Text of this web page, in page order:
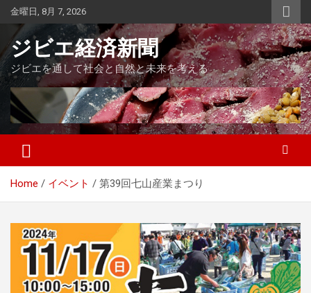
Skip
content
金曜日, 8月 7, 2026
ジビエ経済新聞
ジビエを通して社会と自然と未来を考える
Home イベント 第39回七山産業まつり